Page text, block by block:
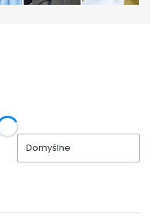
Domyślne